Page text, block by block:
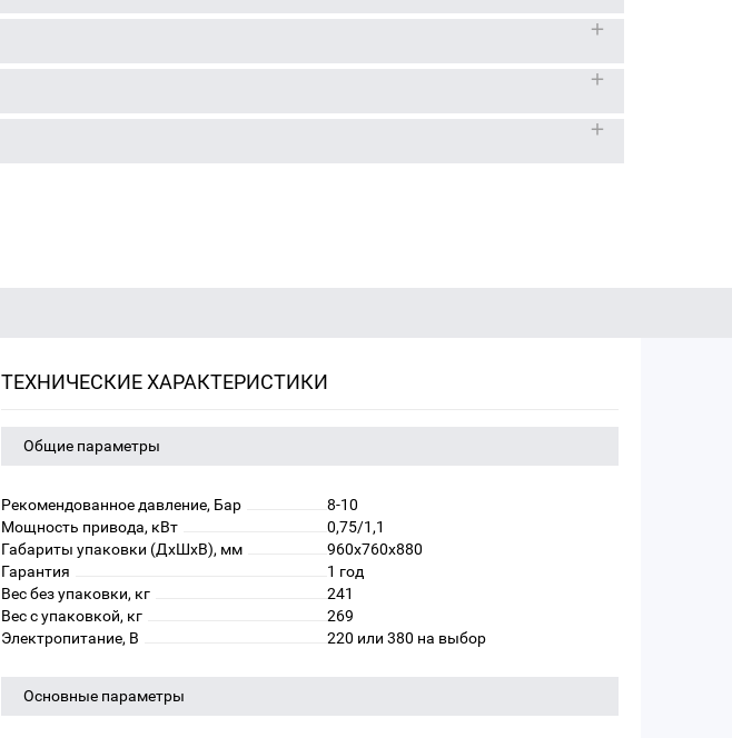
ТЕХНИЧЕСКИЕ ХАРАКТЕРИСТИКИ
Общие параметры
Рекомендованное давление, Бар
8-10
Мощность привода, кВт
0,75/1,1
Габариты упаковки (ДхШхВ), мм
960х760х880
Гарантия
1 год
Вес без упаковки, кг
241
Вес с упаковкой, кг
269
Электропитание, В
220 или 380 на выбор
Основные параметры